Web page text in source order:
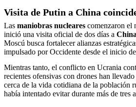
Visita de Putin a China
Las maniobras nucleares comenzaron el
inició una visita oficial de dos días a China
Moscú busca fortalecer alianzas
impulsado por Occidente desde el inicio
Mientras tanto, el conflicto en Ucrania
recientes ofensivas con drones han
cerca de la vida cotidiana de la población
había intentado evitar durante más de tres